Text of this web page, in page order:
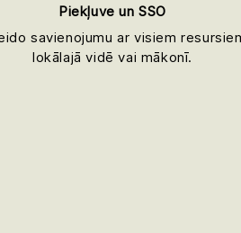
Piekļuve un SSO
savienojumu ar visiem
lokālajā vidē vai mākonī.